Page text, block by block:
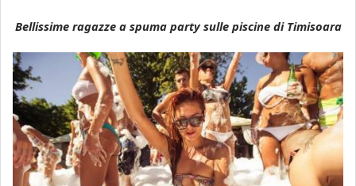
Bellissime ragazze a spuma party sulle piscine di Timisoara